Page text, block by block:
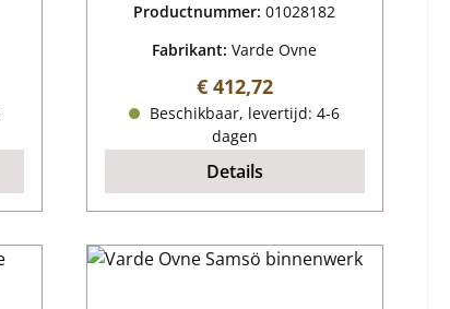
Productnummer:01028182
Fabrikant:Varde Ovne
Normale prijs:
€ 412,72
Beschikbaar, levertijd: 4-6
dagen
Details